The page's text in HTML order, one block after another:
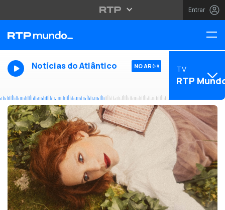
Entrar
Notícias do Atlântico NO AR TV
RTP